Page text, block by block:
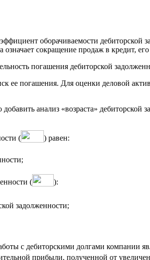
оборачиваемости дебиторской
сокращение продаж в кредит,
погашения дебиторской
погашения. Для оценки деловой
анализ «возраста» дебиторской
( ) равен:
( ):
задолженности;
с дебиторскими долгами компании
прибыли, полученной от